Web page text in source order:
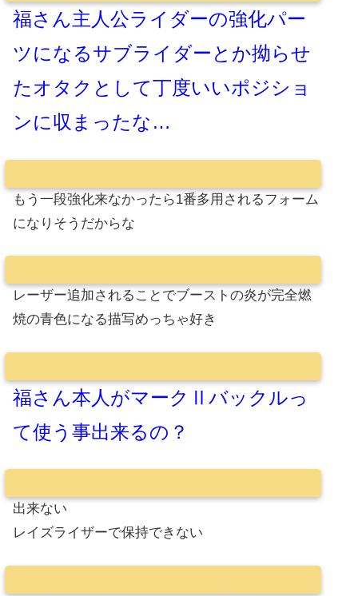
福さん主人公ライダーの強化パー
ツになるサブライダーとか拗らせ
たオタクとして丁度いいポジショ
ンに収まったな…
もう一段強化来なかったら1番多用されるフォーム
になりそうだからな
レーザー追加されることでブーストの炎が完全燃
焼の青色になる描写めっちゃ好き
福さん本人がマークⅡバックルっ
て使う事出来るの？
出来ない
レイズライザーで保持できない